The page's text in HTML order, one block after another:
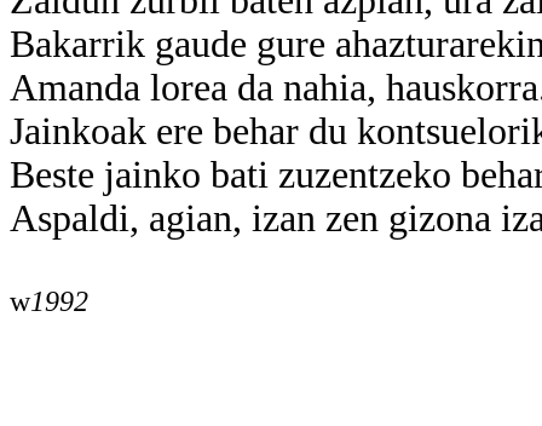
Bakarrik gaude gure
Amanda lorea da nahia,
Jainkoak ere behar du
Beste jainko bati zuzentzeko
Aspaldi, agian, izan zen gizona
w1992